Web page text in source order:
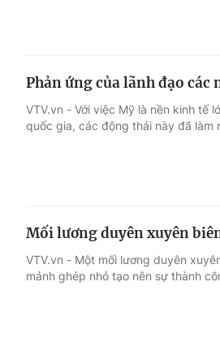
Phản ứng của lãnh đạo các
VTV.vn - Với việc Mỹ là nền kinh tế
quốc gia, các động thái này đã làm
Mối lương duyên xuyên
VTV.vn - Một mối lương duyên
mảnh ghép nhỏ tạo nên sự thành